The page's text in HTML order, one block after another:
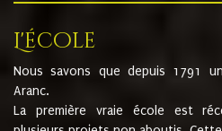
L'école
Nous savons que depuis 1791
Aranc.
La première vraie école est